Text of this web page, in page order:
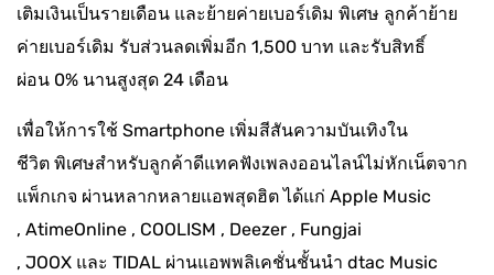
เติมเงินเป็นรายเดือน และย้ายค่ายเบอร์เดิม พิเศษ ลูกค้าย้าย
ค่ายเบอร์เดิม รับส่วนลดเพิ่มอีก 1,500 บาท และรับสิทธิ์
ผ่อน 0% นานสูงสุด 24 เดือน
เพื่อให้การใช้ Smartphone เพิ่มสีสันความบันเทิงใน
ชีวิต พิเศษสำหรับลูกค้าดีแทคฟังเพลงออนไลน์ไม่หักเน็ตจาก
แพ็กเกจ ผ่านหลากหลายแอพสุดฮิต ได้แก่ Apple Music
, AtimeOnline , COOLISM , Deezer , Fungjai
, JOOX และ TIDAL ผ่านแอพพลิเคชั่นชั้นนำ dtac Music